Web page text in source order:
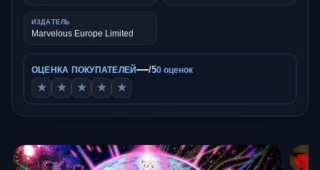
ИЗДАТЕЛЬ
Marvelous Europe Limited
ОЦЕНКА ПОКУПАТЕЛЕЙ—/50 оценок
★ ★ ★ ★ ★